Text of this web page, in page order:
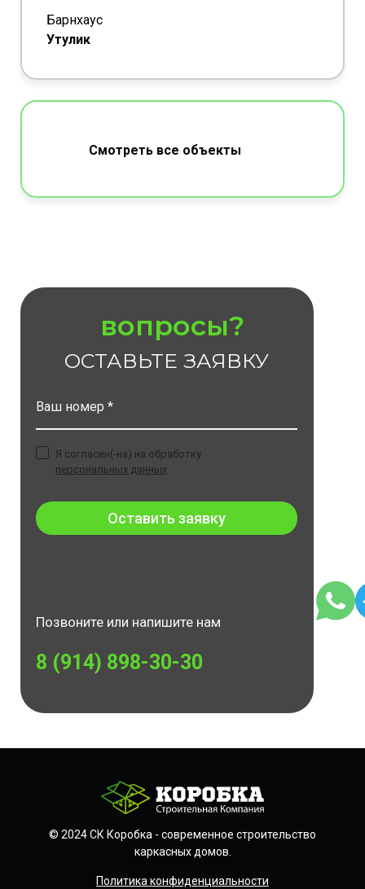
Барнхаус
Утулик
Смотреть все объекты
вопросы?
8 (914) 898-30-30
Позвоните или напишите нам
Ваш номер *
Оставить заявку
Я согласен(-на) на обработку
персональных данных
ОСТАВЬТЕ ЗАЯВКУ
© 2024 СК Коробка - современное строительство
каркасных домов.
Политика конфиденциальности